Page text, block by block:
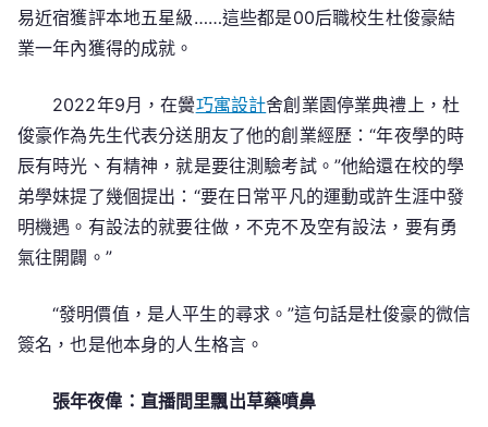
易近宿獲評本地五星級……這些都是00后職校生杜俊豪結
業一年內獲得的成就。
2022年9月，在黌巧寓設計舍創業園停業典禮上，杜
俊豪作為先生代表分送朋友了他的創業經歷：“年夜學的時
辰有時光、有精神，就是要往測驗考試。”他給還在校的學
弟學妹提了幾個提出：“要在日常平凡的運動或許生涯中發
明機遇。有設法的就要往做，不克不及空有設法，要有勇
氣往開闢。”
“發明價值，是人平生的尋求。”這句話是杜俊豪的微信
簽名，也是他本身的人生格言。
張年夜偉：直播間里飄出草藥噴鼻